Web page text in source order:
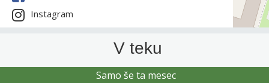
Instagram
V teku
Samo še ta mesec